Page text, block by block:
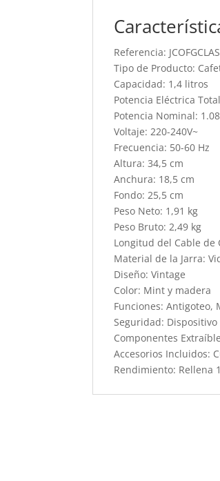
Referencia: JCOFGCLAS
Tipo de Producto:
Capacidad: 1,4 litros
Potencia Eléctrica
Potencia Nominal:
Voltaje: 220-240V~
Frecuencia: 50-60 Hz
Altura: 34,5 cm
Anchura: 18,5 cm
Fondo: 25,5 cm
Peso Neto: 1,91 kg
Peso Bruto: 2,49 kg
Longitud del Cable de
Material de la Jarra:
Diseño: Vintage
Color: Mint y madera
Funciones: Antigoteo,
Seguridad:
Componentes
Accesorios Incluidos:
Rendimiento: Rellena